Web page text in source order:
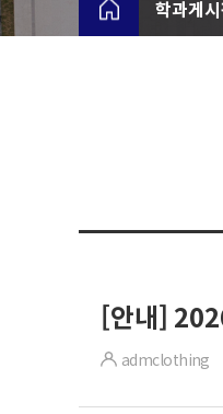
학과게
[안내]
admclothing